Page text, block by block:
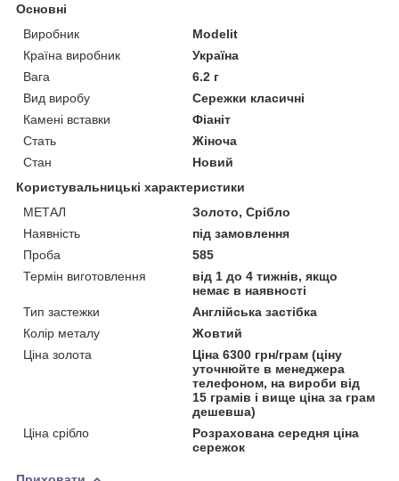
Основні
Виробник
Modelit
Країна виробник
Україна
Вага
6.2 г
Вид виробу
Сережки класичні
Камені вставки
Фіаніт
Стать
Жіноча
Стан
Новий
Користувальницькі характеристики
МЕТАЛ
Золото, Срібло
Наявність
під замовлення
Проба
585
Термін виготовлення
від 1 до 4 тижнів, якщо
немає в наявності
Тип застежки
Англійська застібка
Колір металу
Жовтий
Ціна золота
Ціна 6300 грн/грам (ціну
уточнюйте в менеджера
телефоном, на вироби від
15 грамів і вище ціна за грам
дешевша)
Ціна срібло
Розрахована середня ціна
сережок